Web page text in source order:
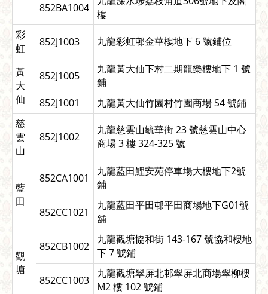
852BA1004 樓
彩
虹
852J1003 九龍彩虹邨金華樓地下 6 號鋪位
黃
大
仙
852J1005
九龍黃大仙下村二期龍樂樓地下 1 號
鋪
852J1001
九龍黃大仙竹園村竹園商場 S4 號鋪
慈
雲
山
852J1002
九龍慈雲山毓華街 23 號慈雲山中心
商場 3 樓 324-325 號
藍
田
852CA1001
九龍藍田鯉安苑停車場大樓地下2號
鋪
852CC1021
九龍藍田平田邨平田商場地下G01號
舖
觀
塘
852CB1002
九龍觀塘協和街 143-167 號協和樓地
下 7 號鋪
852CC1003
九龍觀塘翠屏北邨翠屏北商場翠柳樓
M2 樓 102 號鋪